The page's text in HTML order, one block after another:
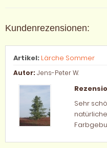
Kundenrezensionen:
Artikel: Lärche Sommer
Autor: Jens-Peter W.
Sehr